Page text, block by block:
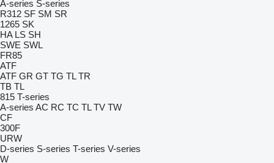
A-series S-series
R312 SF SM SR
1265 SK
HA LS SH
SWE SWL
FR85
ATF
ATF GR GT TG TL TR
TB TL
815 T-series
A-series AC RC TC TL TV TW
CF
300F
URW
D-series S-series T-series V-series
W